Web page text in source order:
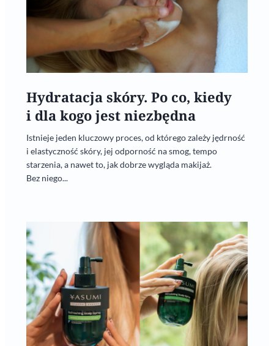
Hydratacja skóry. Po co, kiedy
i dla kogo jest niezbędna
Istnieje jeden kluczowy proces, od którego zależy jędrność
i elastyczność skóry, jej odporność na smog, tempo
starzenia, a nawet to, jak dobrze wygląda makijaż.
Bez niego...